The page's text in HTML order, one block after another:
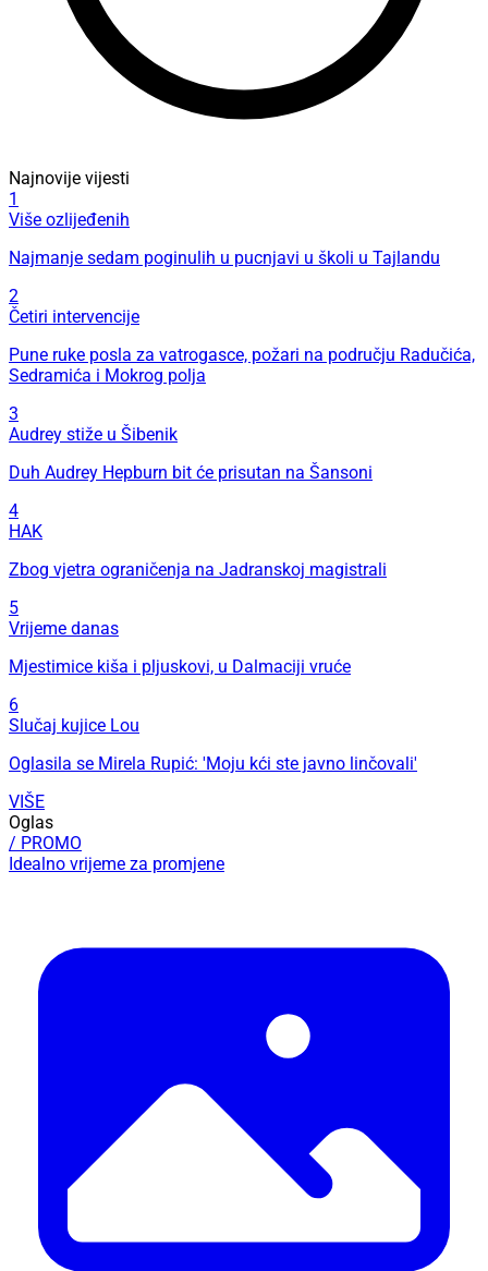
Najnovije vijesti
1
Više ozlijeđenih
Najmanje sedam poginulih u pucnjavi u školi u Tajlandu
2
Četiri intervencije
Pune ruke posla za vatrogasce, požari na području Radučića,
Sedramića i Mokrog polja
3
Audrey stiže u Šibenik
Duh Audrey Hepburn bit će prisutan na Šansoni
4
HAK
Zbog vjetra ograničenja na Jadranskoj magistrali
5
Vrijeme danas
Mjestimice kiša i pljuskovi, u Dalmaciji vruće
6
Slučaj kujice Lou
Oglasila se Mirela Rupić: 'Moju kći ste javno linčovali'
VIŠE
Oglas
/ PROMO
Idealno vrijeme za promjene